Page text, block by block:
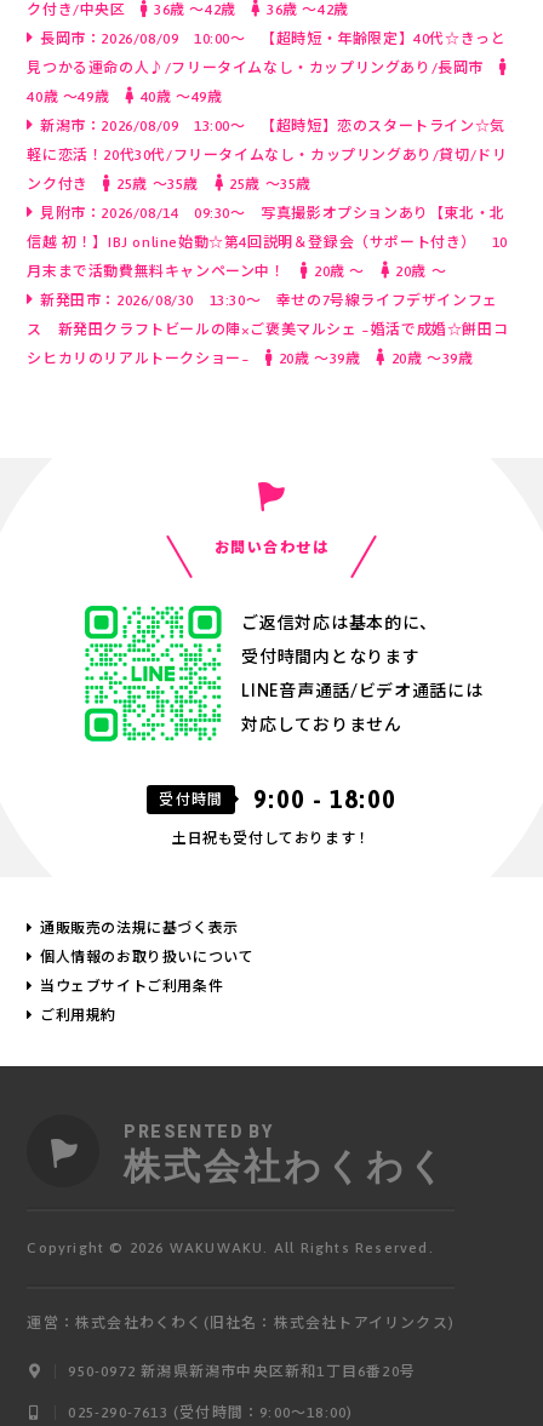
ク付き/中央区
36歳 〜42歳
36歳 〜42歳
長岡市：2026/08/09 10:00～ 【超時短・年齢限定】40代☆きっと
見つかる運命の人♪/フリータイムなし・カップリングあり/長岡市
40歳 〜49歳
40歳 〜49歳
新潟市：2026/08/09 13:00～ 【超時短】恋のスタートライン☆気
軽に恋活！20代30代/フリータイムなし・カップリングあり/貸切/ドリ
ンク付き
25歳 〜35歳
25歳 〜35歳
見附市：2026/08/14 09:30～ 写真撮影オプションあり【東北・北
信越 初！】IBJ online始動☆第4回説明＆登録会（サポート付き） 10
月末まで活動費無料キャンペーン中！
20歳 〜
20歳 〜
新発田市：2026/08/30 13:30～ 幸せの7号線ライフデザインフェ
ス 新発田クラフトビールの陣×ご褒美マルシェ ~婚活で成婚☆餅田コ
シヒカリのリアルトークショー~
20歳 〜39歳 20歳 〜39歳
お問い合わせは
ご返信対応は基本的に、
受付時間内となります
LINE音声通話/ビデオ通話には
対応しておりません
受付時間 9:00 - 18:00
土日祝も受付しております！
通販販売の法規に基づく表示
個人情報のお取り扱いについて
当ウェブサイトご利用条件
ご利用規約
PRESENTED BY
株式会社わくわく
Copyright © 2026 WAKUWAKU. All Rights Reserved.
運営：株式会社わくわく(旧社名：株式会社トアイリンクス)
950-0972 新潟県新潟市中央区新和1丁目6番20号
025-290-7613 (受付時間：9:00〜18:00)